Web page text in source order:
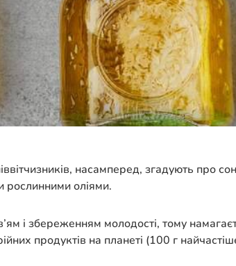
насамперед, згадують про
рослинними оліями.
і збереженням молодості, тому
продуктів на планеті (100 г